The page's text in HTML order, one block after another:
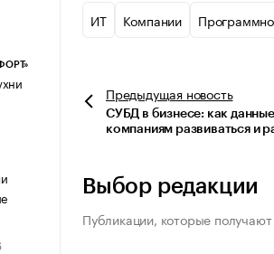
ИТ Компании
Предыдущая новость
СУБД в бизнесе: как
компаниям развиваться и
Выбор редакции
Публикации, которые